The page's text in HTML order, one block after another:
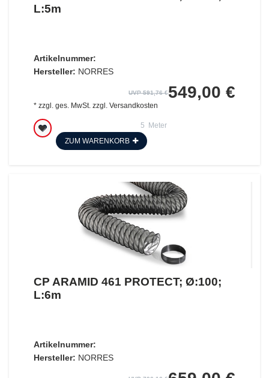
L:5m
Artikelnummer:
Hersteller: NORRES
UVP 591,76 €549,00 €
* zzgl. ges. MwSt.zzgl. Versandkosten
5
Meter
ZUM WARENKORB
CP ARAMID 461 PROTECT; Ø:100;
L:6m
Artikelnummer:
Hersteller: NORRES